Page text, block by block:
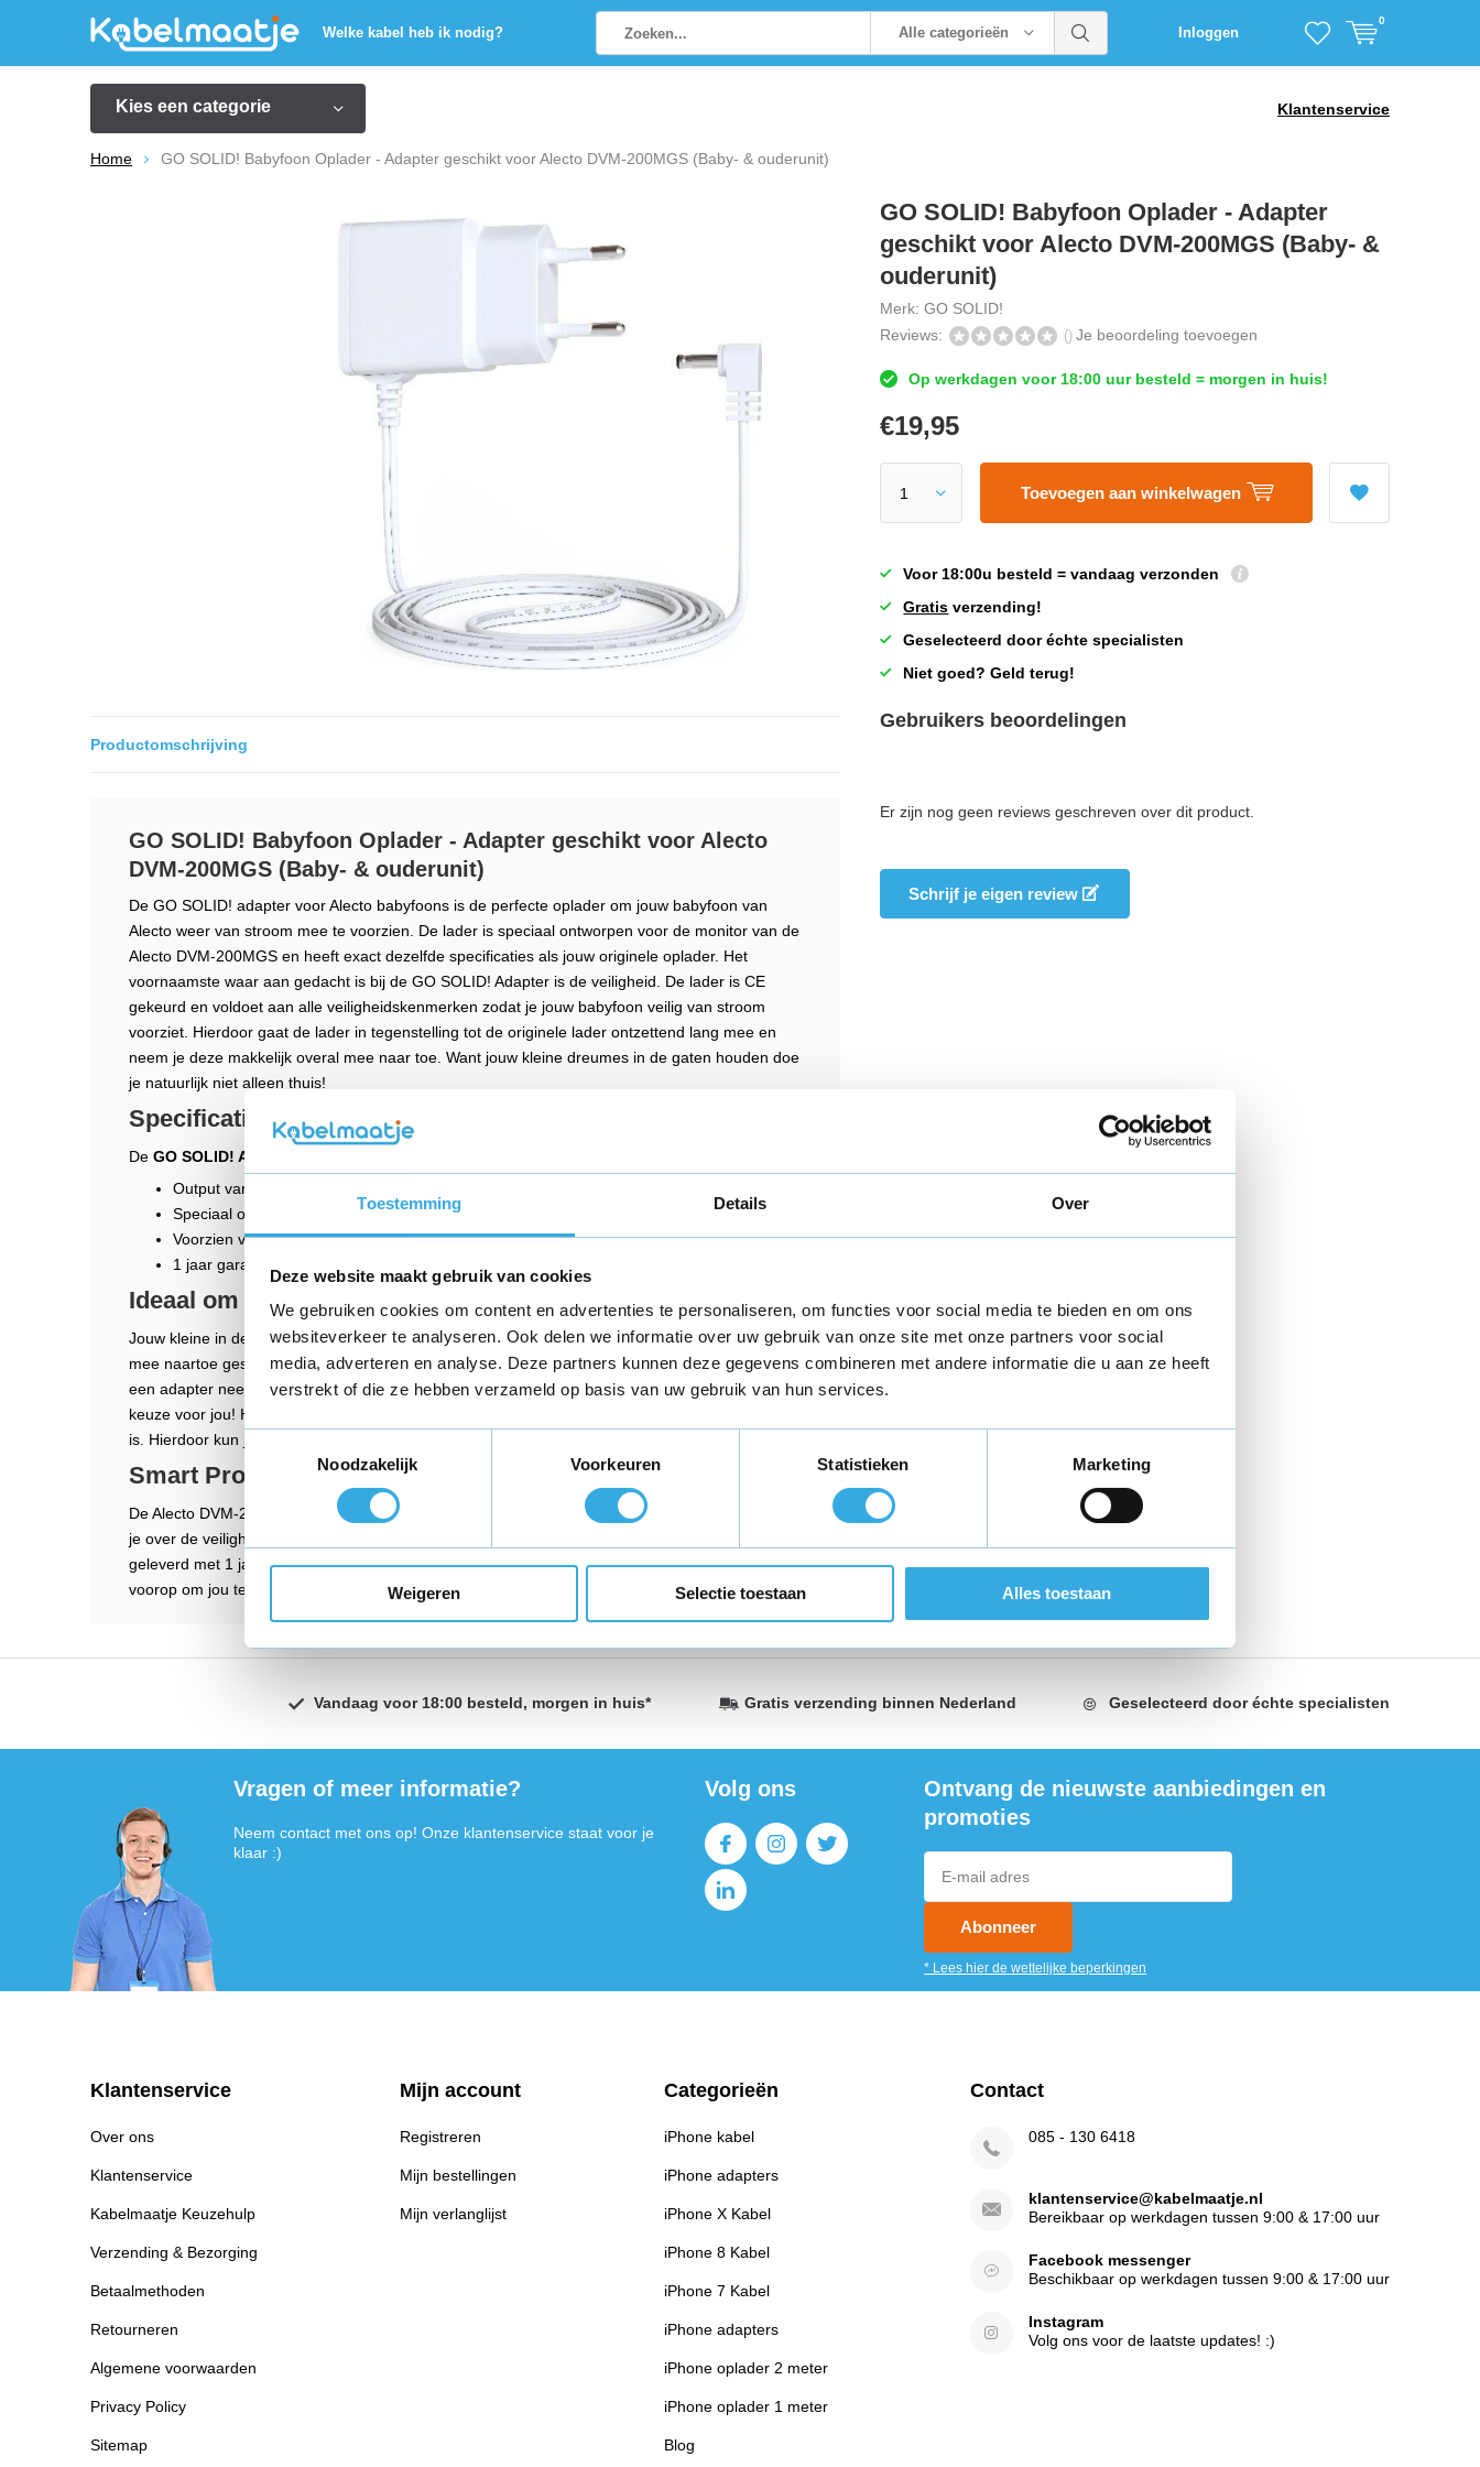
Toestemming Details Over
Deze website maakt gebruik van cookies
We gebruiken cookies om content en advertenties te personaliseren, om functies voor social media te bieden en om ons
websiteverkeer te analyseren. Ook delen we informatie over uw gebruik van onze site met onze partners voor social
media, adverteren en analyse. Deze partners kunnen deze gegevens combineren met andere informatie die u aan ze heeft
verstrekt of die ze hebben verzameld op basis van uw gebruik van hun services.
Noodzakelijk
Voorkeuren Statistieken Marketing
Weigeren Selectie toestaan Alles toestaan
Welke kabel heb ik nodig? Alle categorieën Inloggen
0
Kies een categorie Klantenservice
Home GO SOLID! Babyfoon Oplader - Adapter geschikt voor Alecto DVM-200MGS (Baby- & ouderunit)
Productomschrijving
GO SOLID! Babyfoon Oplader - Adapter geschikt voor Alecto
DVM-200MGS (Baby- & ouderunit)
De GO SOLID! adapter voor Alecto babyfoons is de perfecte oplader om jouw babyfoon van
Alecto weer van stroom mee te voorzien. De lader is speciaal ontworpen voor de monitor van de
Alecto DVM-200MGS en heeft exact dezelfde specificaties als jouw originele oplader. Het
voornaamste waar aan gedacht is bij de GO SOLID! Adapter is de veiligheid. De lader is CE
gekeurd en voldoet aan alle veiligheidskenmerken zodat je jouw babyfoon veilig van stroom
voorziet. Hierdoor gaat de lader in tegenstelling tot de originele lader ontzettend lang mee en
neem je deze makkelijk overal mee naar toe. Want jouw kleine dreumes in de gaten houden doe
je natuurlijk niet alleen thuis!
Specificaties
De GO SOLID! Alecto DVM-200MGS Adapter
Output van 5V en 1A
Speciaal ontworpen voor de monitor Alecto DVM-200MGS
Voorzien van slimme beveiligingen
1 jaar garantie
Ideaal om mee te nemen
Jouw kleine in de gaten houden doe je niet alleen thuis, en vaak worden de babyfoons overal
mee naartoe gesleept. Ben je jouw adapter ergens vergeten, is deze versleten, of leg je het liefst
een adapter neer bij jouw standaard oppasadres? Dan is deze GO SOLID! adapter de beste
keuze voor jou! Het ontwerp van de oplader is zo ontwikkeld waardoor de oplader klein en licht
is. Hierdoor kun je de oplader zonder moeite meenemen op reis.
Smart Protection System
De Alecto DVM-200MGS adapter van GO SOLID! is voorzien van slimme beveiligingen, zodat je
je over de veiligheid geen zorgen hoeft te maken. Daarnaast worden de adapters standaard
geleverd met 1 jaar garantie, dus mocht er onverhoopt toch iets aan de hand zijn, staan wij
voorop om jou te helpen!
GO SOLID! Babyfoon Oplader - Adapter
geschikt voor Alecto DVM-200MGS (Baby- &
ouderunit)
Merk:GO SOLID!
Reviews:
() Je beoordeling toevoegen
Op werkdagen voor 18:00 uur besteld = morgen in huis!
€19,95
Toevoegen aan winkelwagen
Voor 18:00u besteld = vandaag verzonden
Gratis verzending!
Geselecteerd door échte specialisten
Niet goed? Geld terug!
Gebruikers beoordelingen
Er zijn nog geen reviews geschreven over dit product.
Schrijf je eigen review
Vandaag voor 18:00 besteld, morgen in huis* Gratis verzending binnen Nederland Geselecteerd dooréchte specialisten
Vragen of meer informatie?
Neem contact met ons op! Onze klantenservice staat voor je
klaar :)
Volg ons
Ontvang de nieuwste aanbiedingen en
promoties
Abonneer
* Lees hier de wettelijke beperkingen
Klantenservice
Over ons
Klantenservice
Kabelmaatje Keuzehulp
Verzending & Bezorging
Betaalmethoden
Retourneren
Algemene voorwaarden
Privacy Policy
Sitemap
Mijn account
Registreren
Mijn bestellingen
Mijn verlanglijst
Categorieën
iPhone kabel
iPhone adapters
iPhone X Kabel
iPhone 8 Kabel
iPhone 7 Kabel
iPhone adapters
iPhone oplader 2 meter
iPhone oplader 1 meter
Blog
Contact
085 - 130 6418
klantenservice@kabelmaatje.nl
Bereikbaar op werkdagen tussen 9:00 & 17:00 uur
Facebook messenger
Beschikbaar op werkdagen tussen 9:00 & 17:00 uur
Instagram
Volg ons voor de laatste updates! :)